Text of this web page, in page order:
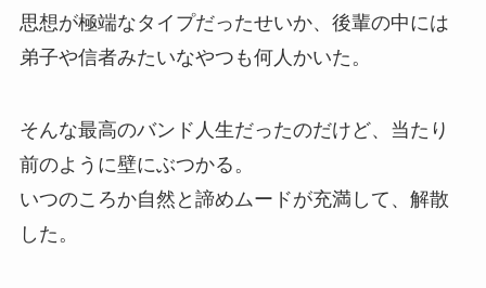
思想が極端なタイプだったせいか、後輩の中には
弟子や信者みたいなやつも何人かいた。
そんな最高のバンド人生だったのだけど、当たり
前のように壁にぶつかる。
いつのころか自然と諦めムードが充満して、解散
した。